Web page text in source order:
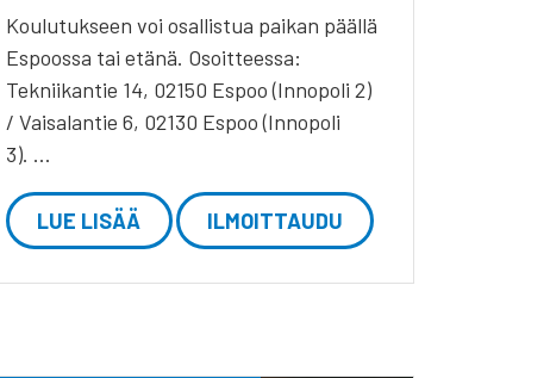
Koulutukseen voi osallistua paikan päällä
Espoossa tai etänä. Osoitteessa:
Tekniikantie 14, 02150 Espoo (Innopoli 2)
/ Vaisalantie 6, 02130 Espoo (Innopoli
3). …
LUE LISÄÄ ILMOITTAUDU